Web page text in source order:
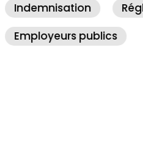
Réglementation RH